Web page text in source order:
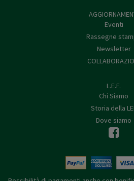
Eventi
Rassegne
Newsletter
L.E.F.
Chi Siamo
Storia della
Dove siamo